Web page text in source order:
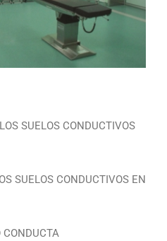
SUELOS CONDUCTIVOS
SUELOS CONDUCTIVOS EN
CONDUCTA